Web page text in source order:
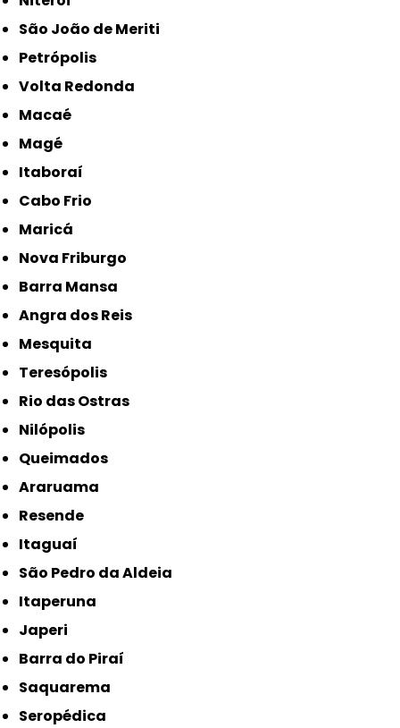
São João de Meriti
Petrópolis
Volta Redonda
Macaé
Magé
Itaboraí
Cabo Frio
Maricá
Nova Friburgo
Barra Mansa
Angra dos Reis
Mesquita
Teresópolis
Rio das Ostras
Nilópolis
Queimados
Araruama
Resende
Itaguaí
São Pedro da Aldeia
Itaperuna
Japeri
Barra do Piraí
Saquarema
Seropédica